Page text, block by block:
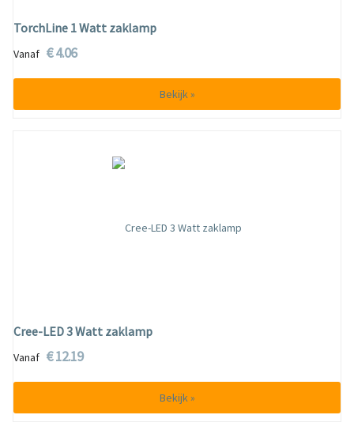
TorchLine 1 Watt zaklamp
Vanaf € 4.06
Bekijk »
Cree-LED 3 Watt zaklamp
Vanaf € 12.19
Bekijk »